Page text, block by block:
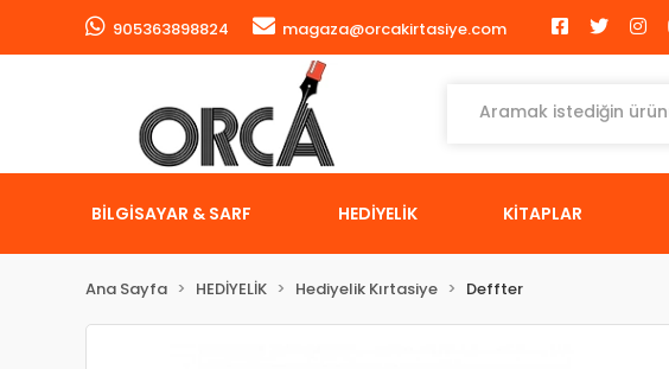
905363898824 magaza@orcakirtasiye.com
BİLGİSAYAR & SARF HEDİYELİK KİTAPLAR
Ana Sayfa HEDİYELİK Hediyelik Kırtasiye Deffter